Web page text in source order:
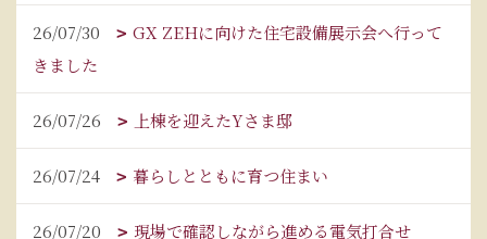
26/07/30
GX ZEHに向けた住宅設備展示会へ行って
きました
26/07/26 上棟を迎えたYさま邸
26/07/24 暮らしとともに育つ住まい
26/07/20 現場で確認しながら進める電気打合せ